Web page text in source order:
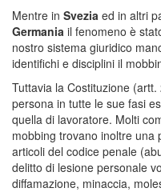
Mentre in Svezia ed in altri
Germania il fenomeno è
nostro sistema giuridico
identifichi e disciplini il
Tuttavia la Costituzione
persona in tutte le sue fasi
quella di lavoratore. Molti
mobbing trovano inoltre una
articoli del codice penale
delitto di lesione personale
diffamazione, minaccia,